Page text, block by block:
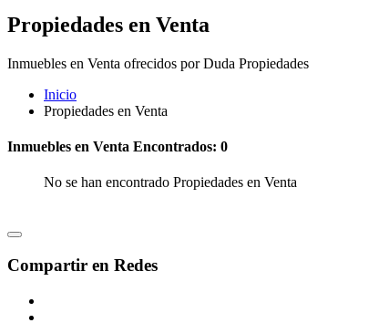
Propiedades en Venta
Inmuebles en Venta ofrecidos por Duda Propiedades
Inicio
Propiedades en Venta
Inmuebles en Venta Encontrados: 0
No se han encontrado Propiedades en Venta
Compartir en Redes